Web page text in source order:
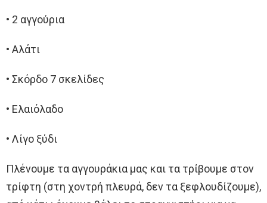
• 2 αγγούρια
• Αλάτι
• Σκόρδο 7 σκελίδες
• Ελαιόλαδο
• Λίγο ξύδι
Πλένουμε τα αγγουράκια μας και τα τρίβουμε στον
τρίφτη (στη χοντρή πλευρά, δεν τα ξεφλουδίζουμε),